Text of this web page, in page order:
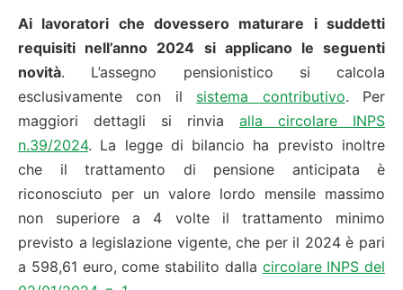
Ai lavoratori che dovessero maturare i suddetti
requisiti nell’anno 2024 si applicano le seguenti
novità. L’assegno pensionistico si calcola
esclusivamente con il sistema contributivo. Per
maggiori dettagli si rinvia alla circolare INPS
n.39/2024. La legge di bilancio ha previsto inoltre
che il trattamento di pensione anticipata è
riconosciuto per un valore lordo mensile massimo
non superiore a 4 volte il trattamento minimo
previsto a legislazione vigente, che per il 2024 è pari
a 598,61 euro, come stabilito dalla circolare INPS del